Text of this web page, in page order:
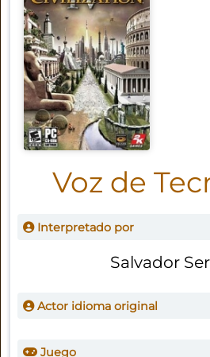
Voz de
Interpretado por
Salvador
Actor idioma original
Juego